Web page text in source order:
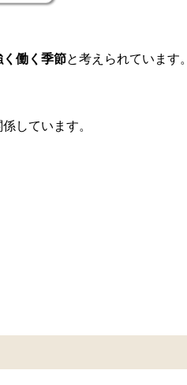
く働く季節と考えられています。
しています。